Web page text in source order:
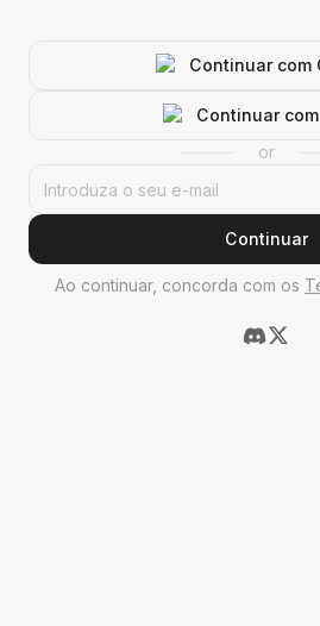
Continuar com
Continuar
or
Continuar
Ao continuar, concorda com os